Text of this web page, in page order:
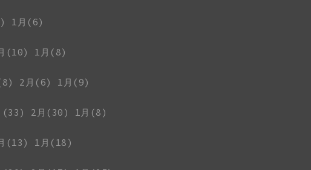
1月(6)
(10)
1月(8)
2月(6)
1月(9)
(33) 2月(30)
1月(8)
(13)
1月(18)